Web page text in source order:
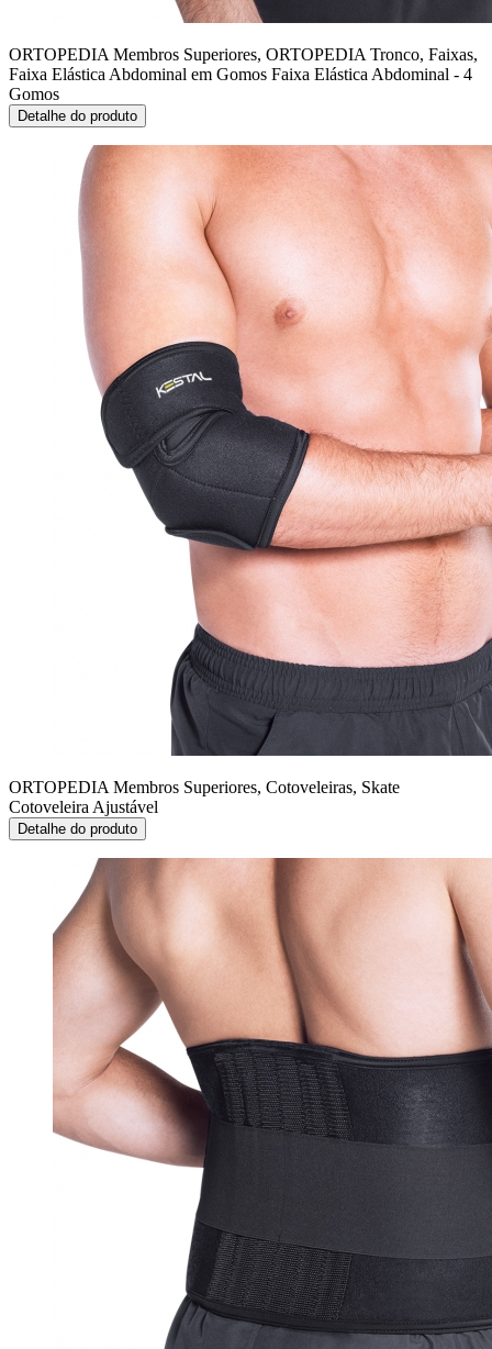
ORTOPEDIA Membros Superiores, ORTOPEDIA Tronco, Faixas,
Faixa Elástica Abdominal em Gomos Faixa Elástica Abdominal - 4
Gomos
Detalhe do produto
ORTOPEDIA Membros Superiores, Cotoveleiras, Skate
Cotoveleira Ajustável
Detalhe do produto